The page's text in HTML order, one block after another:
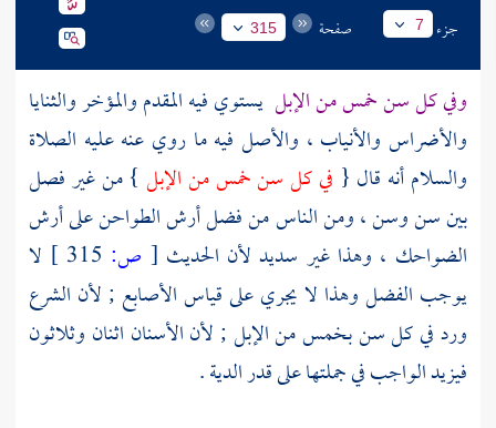
جزء 7 صفحة 315
وفي كل سن خمس من الإبل يستوي فيه المقدم والمؤخر والثنايا
والأضراس والأنياب ، والأصل فيه ما روي عنه عليه الصلاة
والسلام أنه قال { في كل سن خمس من الإبل } من غير فصل
بين سن وسن ، ومن الناس من فضل أرش الطواحن على أرش
الضواحك ، وهذا غير سديد لأن الحديث [ ص:
لا
يوجب الفضل وهذا لا يجري على قياس الأصابع ; لأن الشرع
ورد في كل سن بخمس من الإبل ; لأن الأسنان اثنان وثلاثون
فيزيد الواجب في جملتها على قدر الدية .